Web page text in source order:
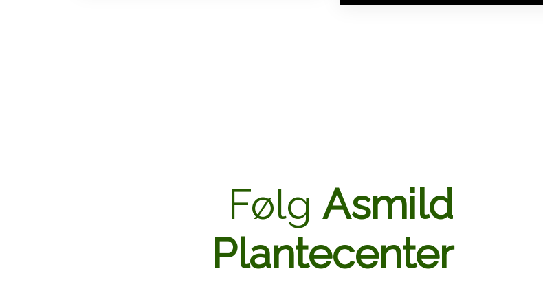
FølgAsmild
Plantecenter